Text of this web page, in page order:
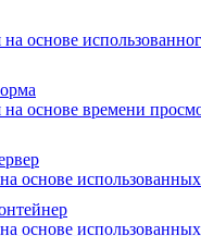
основе
основе времени
основе
основе